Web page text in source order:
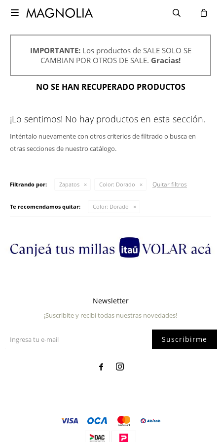

IMPORTANTE: Los productos de SALE SOLO SE
CAMBIAN POR OTROS DE SALE. Gracias!
NO SE HAN RECUPERADO PRODUCTOS
¡Lo sentimos! No hay productos en esta sección.
Inténtalo nuevamente con otros criterios de filtrado o busca en
otras secciones de nuestro catálogo.
Filtrando por: Zapatos Color: Dorado Quitar filtros
Te recomendamos quitar: Color: Dorado
Newsletter
¡Suscribite y recibí todas nuestras novedades!
Suscribirme
 